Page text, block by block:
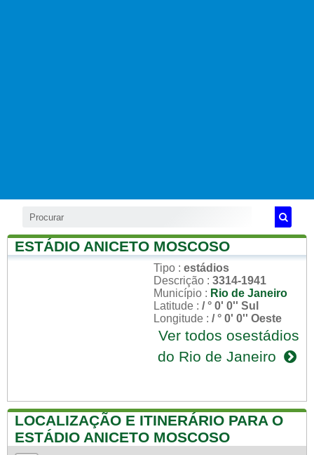
ESTÁDIO ANICETO MOSCOSO
Tipo : estádios
Descrição : 3314-1941
Município : Rio de Janeiro
Latitude : / ° 0' 0'' Sul
Longitude : / ° 0' 0'' Oeste
Ver todos osestádios
do Rio de Janeiro
LOCALIZAÇÃO E ITINERÁRIO PARA O
ESTÁDIO ANICETO MOSCOSO